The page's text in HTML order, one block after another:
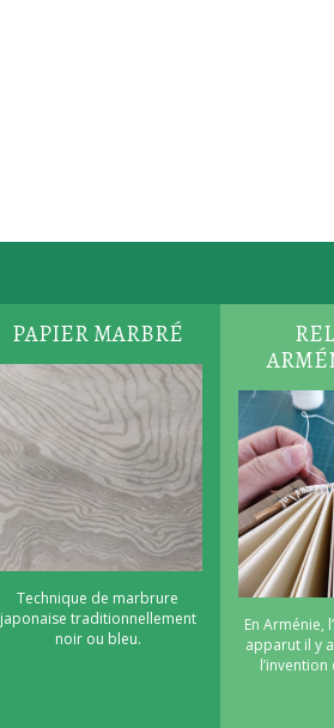
PAPIER MARBRÉ
Technique de marbrure
japonaise traditionnellement
noir ou bleu.
En Arménie,
apparut il y
l’invention